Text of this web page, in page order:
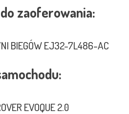
zaoferowania:
BIEGÓW EJ32-7L486-AC
EVOQUE 2.0